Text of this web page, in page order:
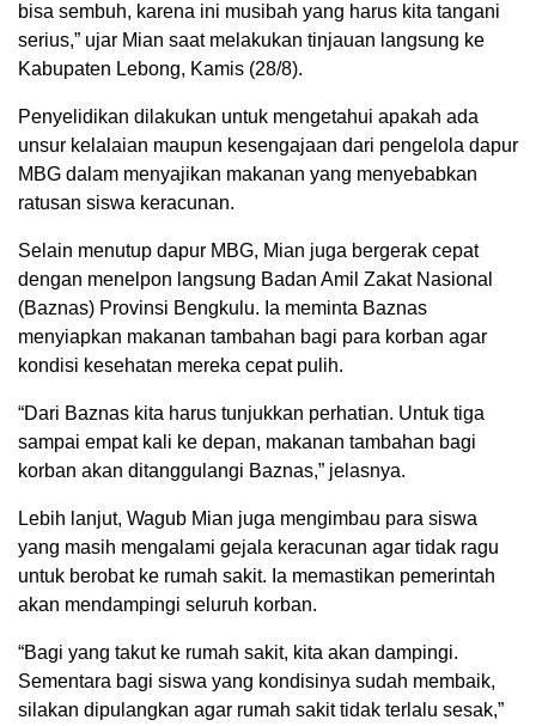
bisa sembuh, karena ini musibah yang harus kita tangani
serius,” ujar Mian saat melakukan tinjauan langsung ke
Kabupaten Lebong, Kamis (28/8).
Penyelidikan dilakukan untuk mengetahui apakah ada
unsur kelalaian maupun kesengajaan dari pengelola dapur
MBG dalam menyajikan makanan yang menyebabkan
ratusan siswa keracunan.
Selain menutup dapur MBG, Mian juga bergerak cepat
dengan menelpon langsung Badan Amil Zakat Nasional
(Baznas) Provinsi Bengkulu. Ia meminta Baznas
menyiapkan makanan tambahan bagi para korban agar
kondisi kesehatan mereka cepat pulih.
“Dari Baznas kita harus tunjukkan perhatian. Untuk tiga
sampai empat kali ke depan, makanan tambahan bagi
korban akan ditanggulangi Baznas,” jelasnya.
Lebih lanjut, Wagub Mian juga mengimbau para siswa
yang masih mengalami gejala keracunan agar tidak ragu
untuk berobat ke rumah sakit. Ia memastikan pemerintah
akan mendampingi seluruh korban.
“Bagi yang takut ke rumah sakit, kita akan dampingi.
Sementara bagi siswa yang kondisinya sudah membaik,
silakan dipulangkan agar rumah sakit tidak terlalu sesak,”